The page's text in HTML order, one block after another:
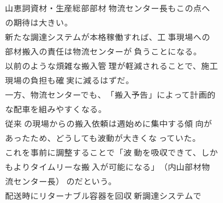
山恵詞資材・生産総部部材 物流センター長もこの点へ
の期待は大きい。
新たな調達システムが本格稼働すれば、工 事現場への
部材搬入の責任は物流センターが 負うことになる。
以前のような煩雑な搬入管 理が軽減されることで、施工
現場の負担も確 実に減るはずだ。
一方、物流センターでも、「搬入予告」によって計画的
な配車を組みやすくなる。
従来 の現場からの搬入依頼は週始めに集中する傾 向が
あったため、どうしても波動が大きくな っていた。
これを事前に調整することで「波 動を吸収できて、しか
もよりタイムリーな搬 入が可能になる」（内山部材物
流センター長） のだという。
配送時にリターナブル容器を回収 新調達システムで